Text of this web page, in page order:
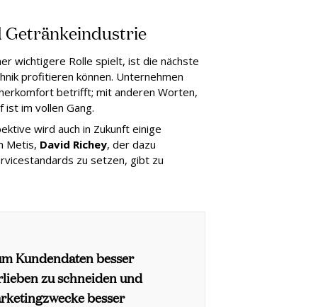
Getränkeindustrie
wichtigere Rolle spielt, ist die nächste
profitieren können. Unternehmen
betrifft; mit anderen Worten,
ist im vollen Gang.
wird auch in Zukunft einige
Metis, David Richey, der dazu
zu setzen, gibt zu
Kundendaten besser
zu schneiden und
besser